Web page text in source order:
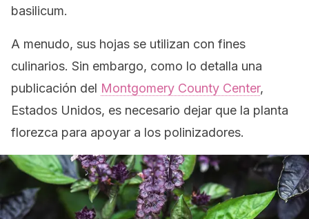
basilicum.
A menudo, sus hojas se utilizan con fines
culinarios. Sin embargo, como lo detalla una
publicación del Montgomery County Center,
Estados Unidos, es necesario dejar que la planta
florezca para apoyar a los polinizadores.